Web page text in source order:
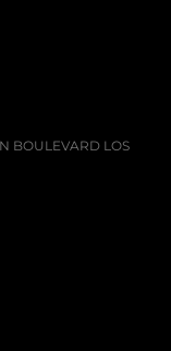
BOULEVARD LOS